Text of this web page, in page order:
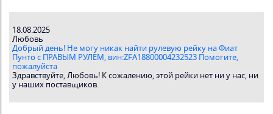
18.08.2025
Любовь
Добрый день! Не могу никак найти рулевую рейку на Фиат
Пунто с ПРАВЫМ РУЛЕМ, вин:ZFA18800004232523 Помогите,
пожалуйста
Здравствуйте, Любовь! К сожалению, этой рейки нет ни у нас, ни
у наших поставщиков.